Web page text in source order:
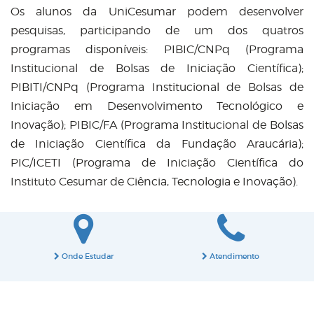
Os alunos da UniCesumar podem desenvolver
pesquisas, participando de um dos quatros
programas disponíveis: PIBIC/CNPq (Programa
Institucional de Bolsas de Iniciação Científica);
PIBITI/CNPq (Programa Institucional de Bolsas de
Iniciação em Desenvolvimento Tecnológico e
Inovação); PIBIC/FA (Programa Institucional de Bolsas
de Iniciação Científica da Fundação Araucária);
PIC/ICETI (Programa de Iniciação Científica do
Instituto Cesumar de Ciência, Tecnologia e Inovação).
Onde Estudar Atendimento